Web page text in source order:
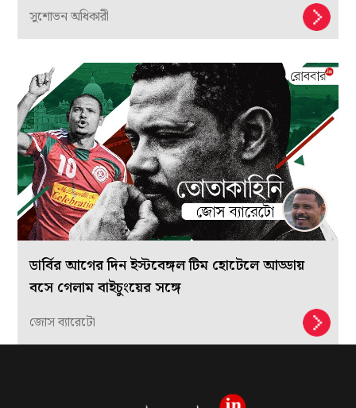
সুশোভন অধিকারী
ডার্বির আগের দিন ইস্টবেঙ্গল টিম হোটেলে আড্ডায়
বসে গেলাম বাইচুংয়ের সঙ্গে
জোস ব্যারেটো